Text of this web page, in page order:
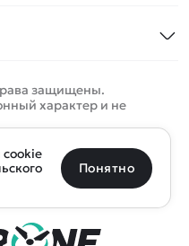
защищены.
характер и не
Очистить
В корзину
Майкоп Уфа
cookie
Понятно